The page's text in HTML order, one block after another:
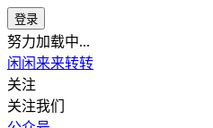
登录
努力加载中...
闲闲来来转转
关注
关注我们